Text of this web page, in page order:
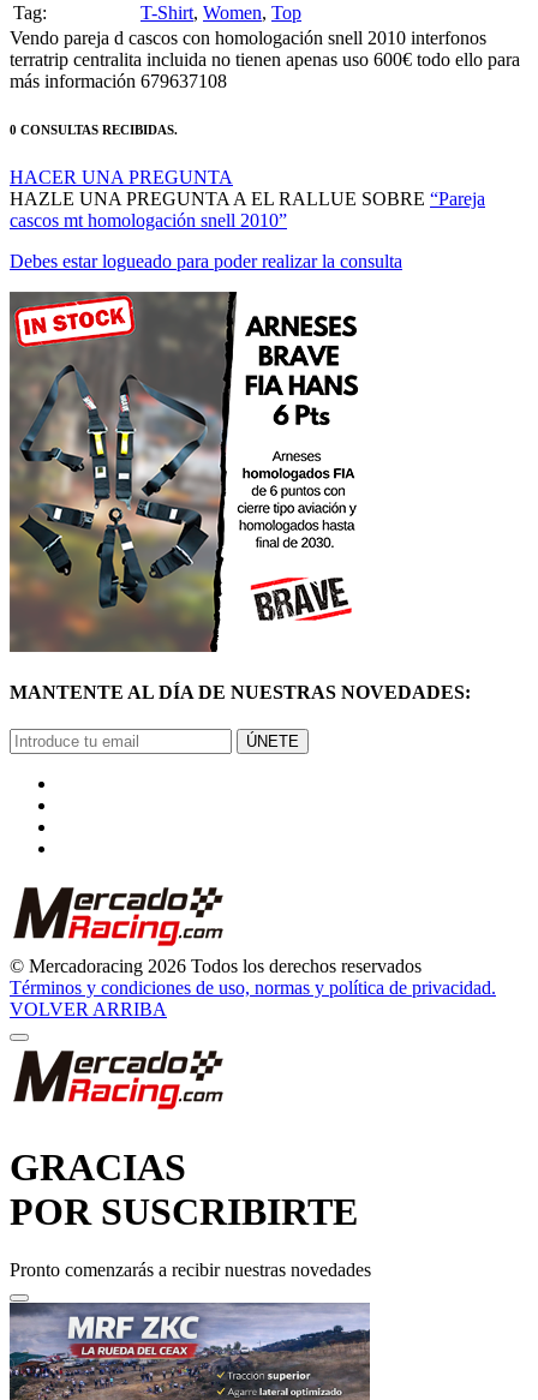
Tag:
T-Shirt, Women, Top
Vendo pareja d cascos con homologación snell 2010 interfonos
terratrip centralita incluida no tienen apenas uso 600€ todo ello para
más información 679637108
0 CONSULTAS RECIBIDAS.
HACER UNA PREGUNTA
HAZLE UNA PREGUNTA A EL RALLUE SOBRE “Pareja
cascos mt homologación snell 2010”
Debes estar logueado para poder realizar la consulta
MANTENTE AL DÍA DE NUESTRAS NOVEDADES:
ÚNETE
© Mercadoracing 2026 Todos los derechos reservados
Términos y condiciones de uso, normas y política de privacidad.
VOLVER ARRIBA
GRACIAS
POR SUSCRIBIRTE
Pronto comenzarás a recibir nuestras novedades